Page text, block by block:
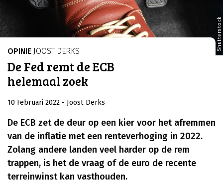
Shutterstock
OPINIE JOOST DERKS
De Fed remt de ECB
helemaal zoek
10 Februari 2022 - Joost Derks
De ECB zet de deur op een kier voor het afremmen
van de inflatie met een renteverhoging in 2022.
Zolang andere landen veel harder op de rem
trappen, is het de vraag of de euro de recente
terreinwinst kan vasthouden.